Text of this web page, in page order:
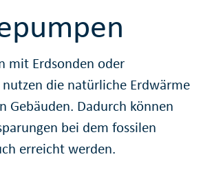
mit Erdsonden oder
die natürliche Erdwärme
Gebäuden. Dadurch können
bei dem fossilen
erreicht werden.